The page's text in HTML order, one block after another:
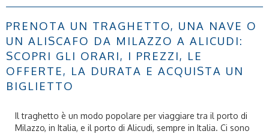
PRENOTA UN TRAGHETTO, UNA NAVE O
UN ALISCAFO DA MILAZZO A ALICUDI:
SCOPRI GLI ORARI, I PREZZI, LE
OFFERTE, LA DURATA E ACQUISTA UN
BIGLIETTO
Il traghetto è un modo popolare per viaggiare tra il porto di
Milazzo, in Italia, e il porto di Alicudi, sempre in Italia. Ci sono